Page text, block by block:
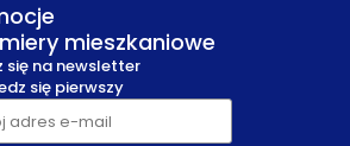
mieszkaniowe
się na newsletter
się pierwszy
adres e-mail